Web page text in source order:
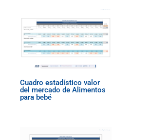
Cuadro estadístico valor
del mercado de Alimentos
para bebé